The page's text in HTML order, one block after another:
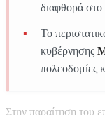
διαφθορά
Το
κυβέρνησης
πολεοδομίες
Στην παραίτηση του